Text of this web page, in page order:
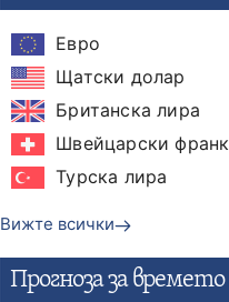
Евро
Щатски долар
Британска лира
Швейцарски франк
Турска лира
Вижте всички
Прогнозa за времето